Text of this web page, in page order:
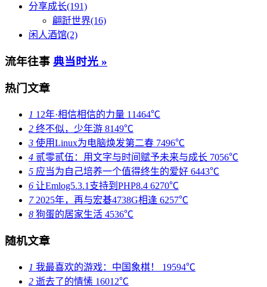
分享成长(191)
翩跹世界(16)
闲人酒馆(2)
流年往事 典当时光 »
热门文章
1 12年·相信相信的力量 11464℃
2 终不似，少年游 8149℃
3 使用Linux为电脑焕发第二春 7496℃
4 贰零贰伍：用文字与时间赋予未来与成长 7056℃
5 应当为自己培养一个值得终生的爱好 6443℃
6 让Emlog5.3.1支持到PHP8.4 6270℃
72025年，再与宏碁4738G相逢 6257℃
8 狗蛋的居家生活 4536℃
随机文章
1 我最喜欢的游戏：中国象棋！ 19594℃
2 逝去了的情愫 16012℃